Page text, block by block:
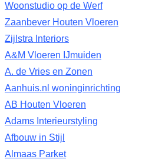
Woonstudio op de Werf
Zaanbever Houten Vloeren
Zijlstra Interiors
A&M Vloeren IJmuiden
A. de Vries en Zonen
Aanhuis.nl woninginrichting
AB Houten Vloeren
Adams Interieurstyling
Afbouw in Stijl
Almaas Parket